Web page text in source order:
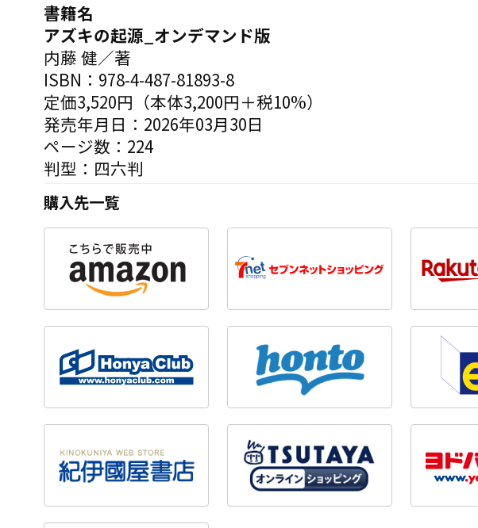
書籍名
アズキの起源_オンデマンド版
内藤 健／著
ISBN：978-4-487-81893-8
定価3,520円（本体3,200円＋税10%）
発売年月日：2026年03月30日
ページ数：224
判型：四六判
購入先一覧